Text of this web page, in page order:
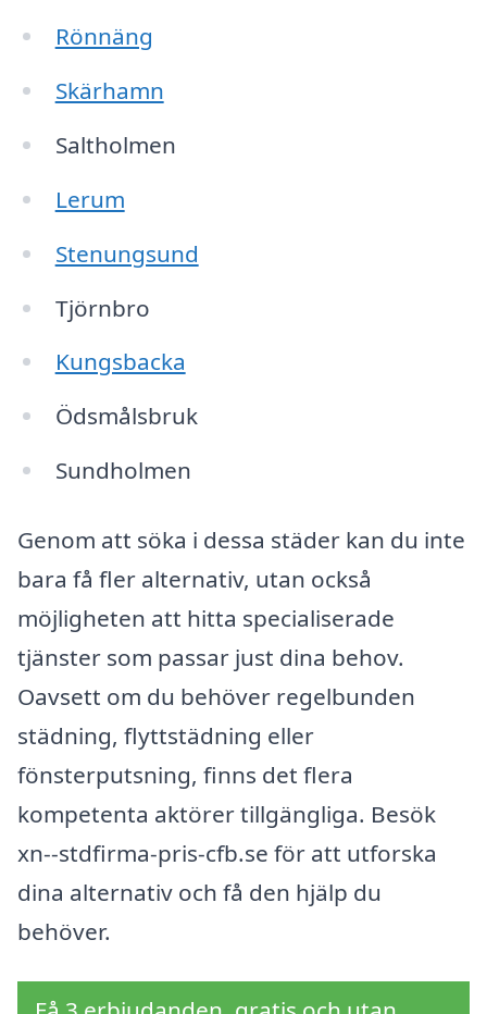
Rönnäng
Skärhamn
Saltholmen
Lerum
Stenungsund
Tjörnbro
Kungsbacka
Ödsmålsbruk
Sundholmen
Genom att söka i dessa städer kan du inte
bara få fler alternativ, utan också
möjligheten att hitta specialiserade
tjänster som passar just dina behov.
Oavsett om du behöver regelbunden
städning, flyttstädning eller
fönsterputsning, finns det flera
kompetenta aktörer tillgängliga. Besök
xn--stdfirma-pris-cfb.se för att utforska
dina alternativ och få den hjälp du
behöver.